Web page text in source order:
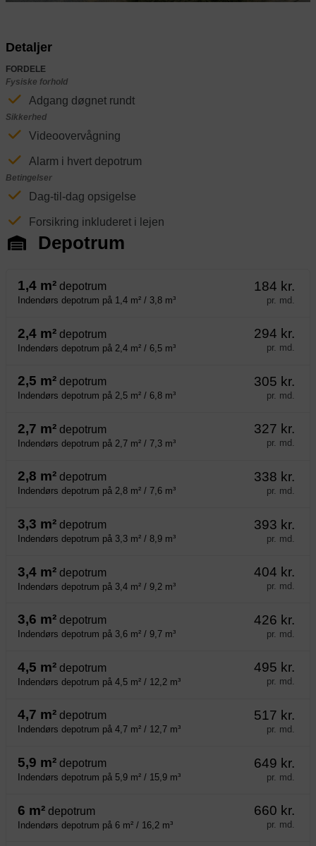
Detaljer
FORDELE
Fysiske forhold
Adgang døgnet rundt
Sikkerhed
Videoovervågning
Alarm i hvert depotrum
Betingelser
Dag-til-dag opsigelse
Forsikring inkluderet i lejen
Depotrum
1,4 m² depotrum
Indendørs depotrum på 1,4 m² / 3,8 m³
184 kr.
pr. md.
2,4 m² depotrum
Indendørs depotrum på 2,4 m² / 6,5 m³
294 kr.
pr. md.
2,5 m² depotrum
Indendørs depotrum på 2,5 m² / 6,8 m³
305 kr.
pr. md.
2,7 m² depotrum
Indendørs depotrum på 2,7 m² / 7,3 m³
327 kr.
pr. md.
2,8 m² depotrum
Indendørs depotrum på 2,8 m² / 7,6 m³
338 kr.
pr. md.
3,3 m² depotrum
Indendørs depotrum på 3,3 m² / 8,9 m³
393 kr.
pr. md.
3,4 m² depotrum
Indendørs depotrum på 3,4 m² / 9,2 m³
404 kr.
pr. md.
3,6 m² depotrum
Indendørs depotrum på 3,6 m² / 9,7 m³
426 kr.
pr. md.
4,5 m² depotrum
Indendørs depotrum på 4,5 m² / 12,2 m³
495 kr.
pr. md.
4,7 m² depotrum
Indendørs depotrum på 4,7 m² / 12,7 m³
517 kr.
pr. md.
5,9 m² depotrum
Indendørs depotrum på 5,9 m² / 15,9 m³
649 kr.
pr. md.
6 m² depotrum
Indendørs depotrum på 6 m² / 16,2 m³
660 kr.
pr. md.